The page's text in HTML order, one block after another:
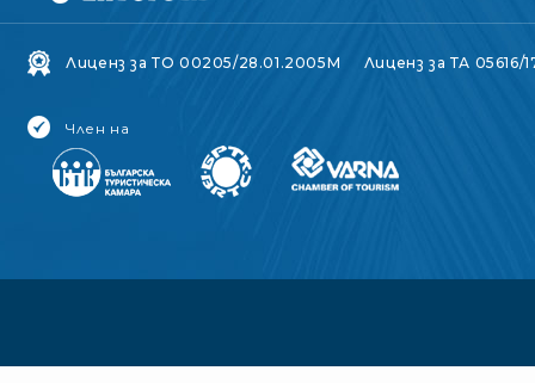
Лиценз за ТО 00205/28.01.2005M Лиценз за ТА 05616/
Член на